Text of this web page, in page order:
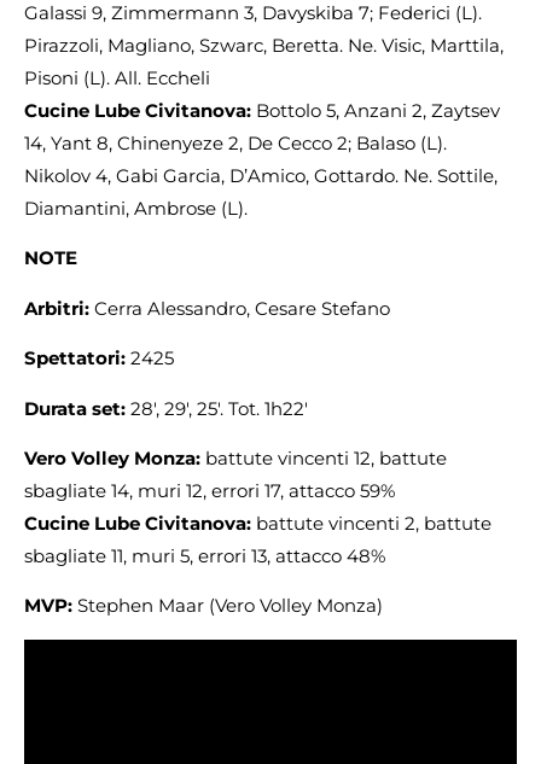
Galassi 9, Zimmermann 3, Davyskiba 7; Federici (L).
Pirazzoli, Magliano, Szwarc, Beretta. Ne. Visic, Marttila,
Pisoni (L). All. Eccheli
Cucine Lube Civitanova: Bottolo 5, Anzani 2, Zaytsev
14, Yant 8, Chinenyeze 2, De Cecco 2; Balaso (L).
Nikolov 4, Gabi Garcia, D’Amico, Gottardo. Ne. Sottile,
Diamantini, Ambrose (L).
NOTE
Arbitri: Cerra Alessandro, Cesare Stefano
Spettatori: 2425
Durata set: 28′, 29′, 25′. Tot. 1h22′
Vero Volley Monza: battute vincenti 12, battute
sbagliate 14, muri 12, errori 17, attacco 59%
Cucine Lube Civitanova: battute vincenti 2, battute
sbagliate 11, muri 5, errori 13, attacco 48%
MVP: Stephen Maar (Vero Volley Monza)